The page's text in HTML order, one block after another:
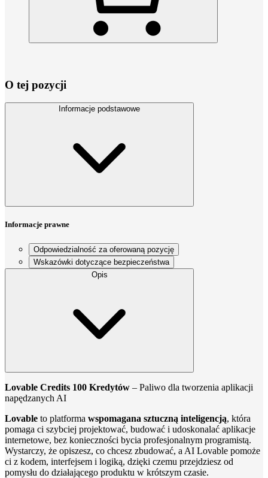
O tej pozycji
Informacje podstawowe
Informacje prawne
Odpowiedzialność za oferowaną pozycję
Wskazówki dotyczące bezpieczeństwa
Opis
Lovable Credits 100 Kredytów – Paliwo dla tworzenia aplikacji
napędzanych AI
Lovable to platforma wspomagana sztuczną inteligencją, która
pomaga ci szybciej projektować, budować i udoskonalać aplikacje
internetowe, bez konieczności bycia profesjonalnym programistą.
Wystarczy, że opiszesz, co chcesz zbudować, a AI Lovable pomoże
ci z kodem, interfejsem i logiką, dzięki czemu przejdziesz od
pomysłu do działającego produktu w krótszym czasie.